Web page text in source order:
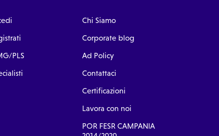
PLS
Chi Siamo
Corporate blog
Ad Policy
Contattaci
Certificazioni
Lavora con noi
POR FESR CAMPANIA